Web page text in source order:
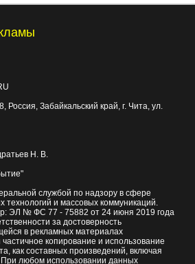
, Россия, Забайкальский край, г. Чита, ул.
Н. В.
службой по надзору в сфере
технологий и массовых коммуникаций.
ЭЛ № ФС 77 - 75882 от 24 июня 2019 года
за достоверность
в рекламных материалах
копирование и использование
как составных произведений, включая
любом использовании данных